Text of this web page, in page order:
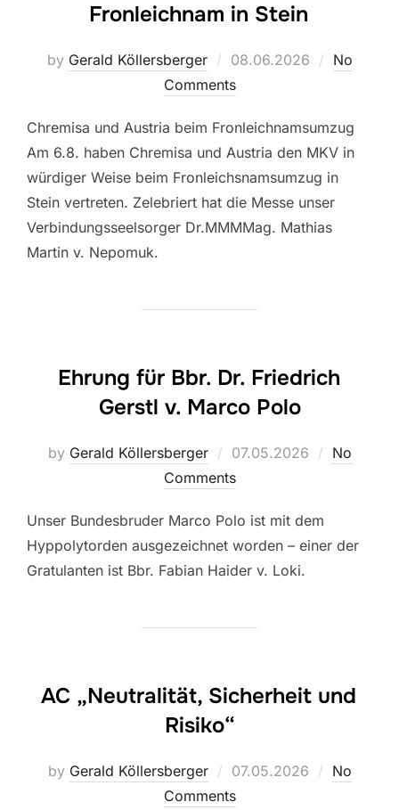
Fronleichnam in Stein
by Gerald Köllersberger
Posted
on
08.06.2026
No
Comments
Chremisa und Austria beim Fronleichnamsumzug
Am 6.8. haben Chremisa und Austria den MKV in
würdiger Weise beim Fronleichsnamsumzug in
Stein vertreten. Zelebriert hat die Messe unser
Verbindungsseelsorger Dr.MMMMag. Mathias
Martin v. Nepomuk.
Ehrung für Bbr. Dr. Friedrich
Gerstl v. Marco Polo
by Gerald Köllersberger
Posted
on
07.05.2026
No
Comments
Unser Bundesbruder Marco Polo ist mit dem
Hyppolytorden ausgezeichnet worden – einer der
Gratulanten ist Bbr. Fabian Haider v. Loki.
AC „Neutralität, Sicherheit und
Risiko“
by Gerald Köllersberger
Posted
on
07.05.2026
No
Comments